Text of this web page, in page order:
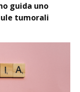
guida uno
tumorali